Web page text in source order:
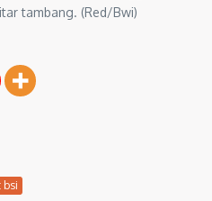
tambang. (Red/Bwi)
bsi